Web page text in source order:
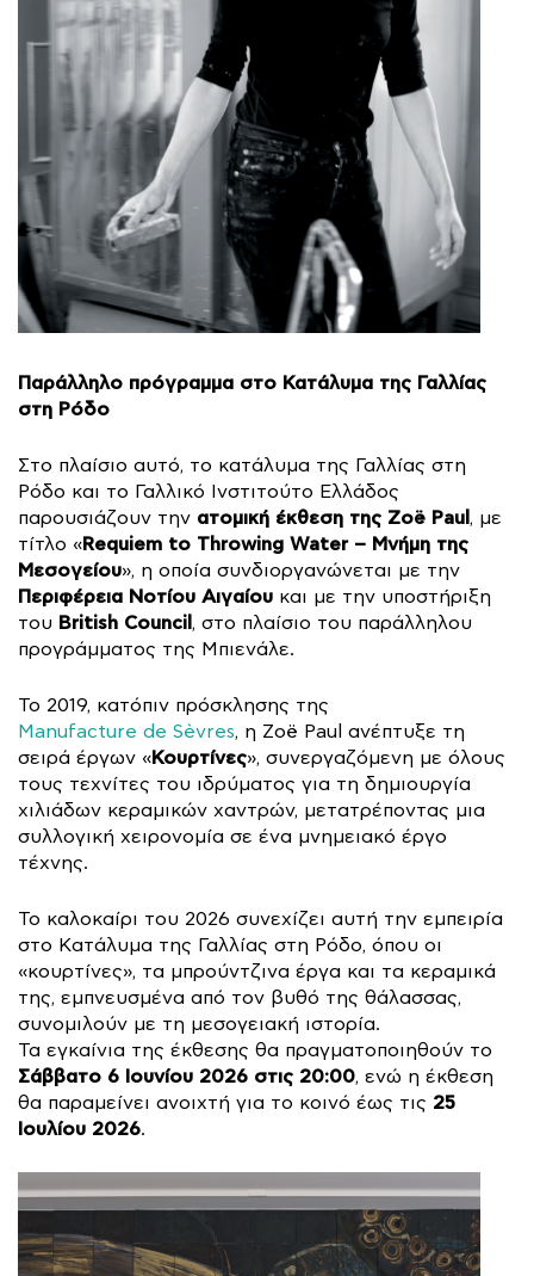
Παράλληλο πρόγραμμα στο Κατάλυμα της Γαλλίας
στη Ρόδο
Στο πλαίσιο αυτό, το κατάλυμα της Γαλλίας στη
Ρόδο και το Γαλλικό Ινστιτούτο Ελλάδος
παρουσιάζουν την ατομική έκθεση της Zoë Paul, με
τίτλο «Requiem to Throwing Water – Μνήμη της
Μεσογείου», η οποία συνδιοργανώνεται με την
Περιφέρεια Νοτίου Αιγαίου και με την υποστήριξη
του British Council, στο πλαίσιο του παράλληλου
προγράμματος της Μπιενάλε.
Το 2019, κατόπιν πρόσκλησης της
Manufacture de Sèvres, η Zoë Paul ανέπτυξε τη
σειρά έργων «Κουρτίνες», συνεργαζόμενη με όλους
τους τεχνίτες του ιδρύματος για τη δημιουργία
χιλιάδων κεραμικών χαντρών, μετατρέποντας μια
συλλογική χειρονομία σε ένα μνημειακό έργο
τέχνης.
Το καλοκαίρι του 2026 συνεχίζει αυτή την εμπειρία
στο Κατάλυμα της Γαλλίας στη Ρόδο, όπου οι
«κουρτίνες», τα μπρούντζινα έργα και τα κεραμικά
της, εμπνευσμένα από τον βυθό της θάλασσας,
συνομιλούν με τη μεσογειακή ιστορία.
Τα εγκαίνια της έκθεσης θα πραγματοποιηθούν το
Σάββατο 6 Ιουνίου 2026 στις 20:00, ενώ η έκθεση
θα παραμείνει ανοιχτή για το κοινό έως τις 25
Ιουλίου 2026.